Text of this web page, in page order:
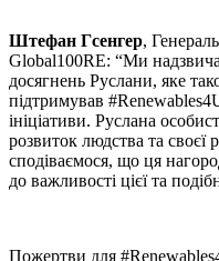
Штефан Гсенгер,
Global100RE: “Ми
досягнень Руслани, яке
підтримував
ініціативи. Руслана
розвиток людства та своєї
сподіваємося, що ця
до важливості цієї та
Пожертви для